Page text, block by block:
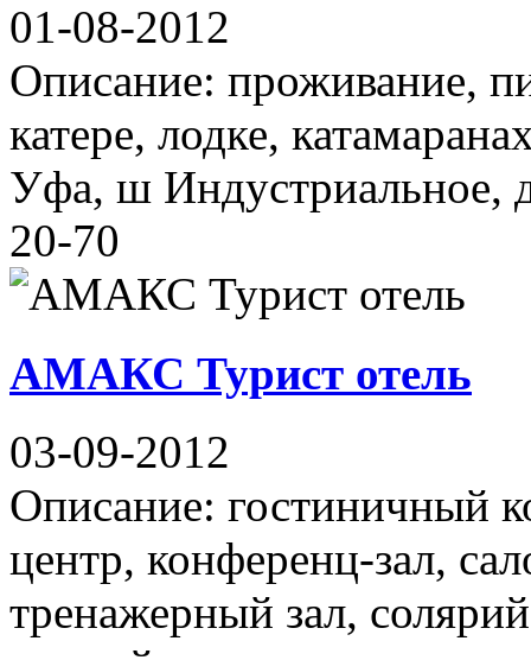
01-08-2012
Описание: проживание,
катере, лодке,
Уфа, ш Индустриальное,
20-70
АМАКС Турист отель
03-09-2012
Описание: гостиничный
центр, конференц-зал,
тренажерный зал,